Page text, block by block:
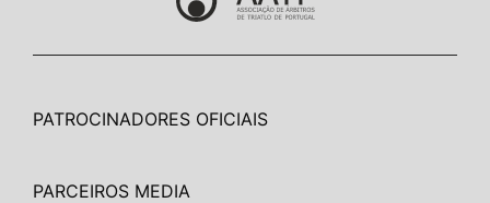
PATROCINADORES OFICIAIS
PARCEIROS MEDIA